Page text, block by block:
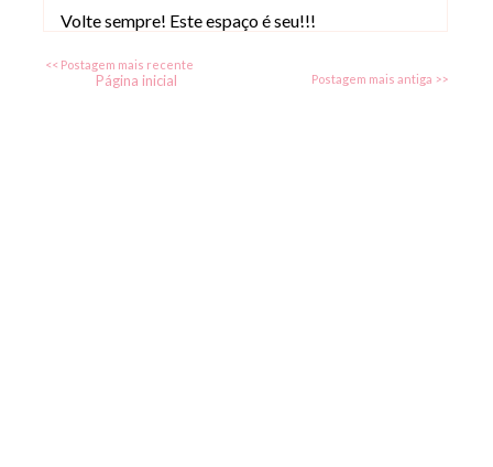
Volte sempre! Este espaço é seu!!!
<< Postagem mais recente
Postagem mais antiga >>
Página inicial